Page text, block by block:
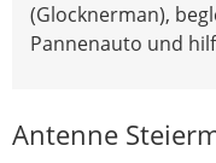
(Glocknerman),
Pannenauto und
Antenne